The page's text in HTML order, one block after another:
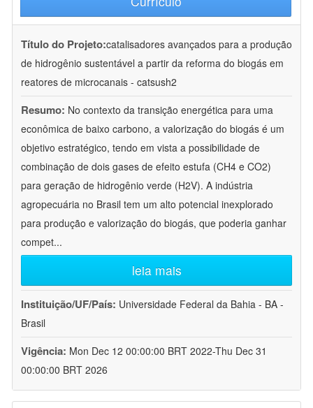
Título do Projeto:catalisadores avançados para a produção
de hidrogênio sustentável a partir da reforma do biogás em
reatores de microcanais - catsush2
Resumo: No contexto da transição energética para uma
econômica de baixo carbono, a valorização do biogás é um
objetivo estratégico, tendo em vista a possibilidade de
combinação de dois gases de efeito estufa (CH4 e CO2)
para geração de hidrogênio verde (H2V). A indústria
agropecuária no Brasil tem um alto potencial inexplorado
para produção e valorização do biogás, que poderia ganhar
compet...
leia mais
Instituição/UF/País: Universidade Federal da Bahia - BA -
Brasil
Vigência: Mon Dec 12 00:00:00 BRT 2022-Thu Dec 31
00:00:00 BRT 2026